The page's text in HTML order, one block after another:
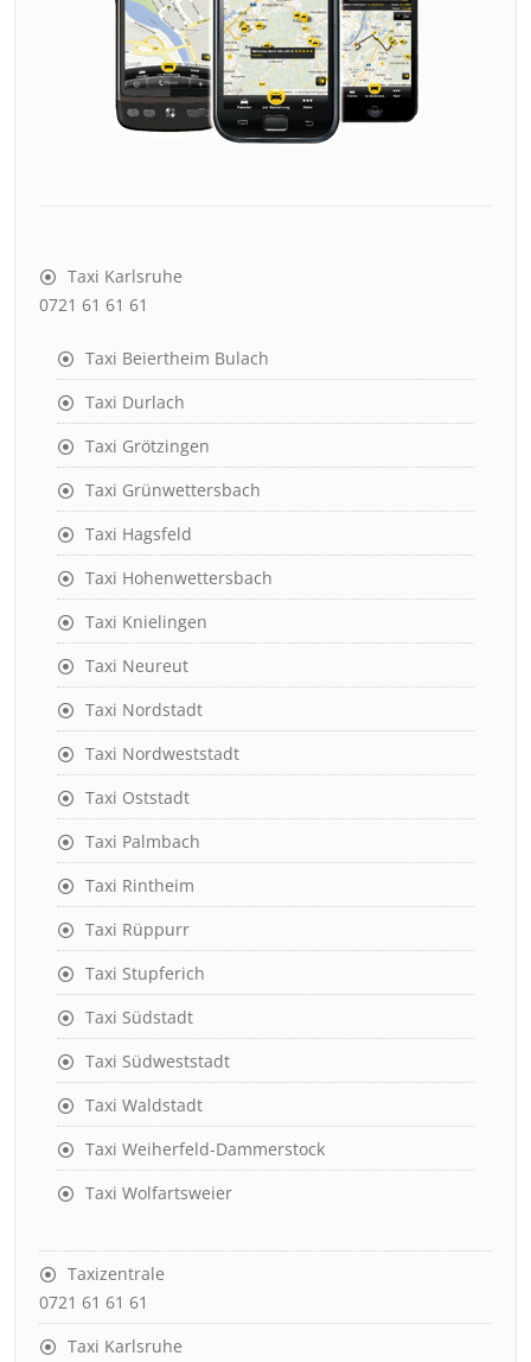
Taxi Karlsruhe
0721 61 61 61
Taxi Beiertheim Bulach
Taxi Durlach
Taxi Grötzingen
Taxi Grünwettersbach
Taxi Hagsfeld
Taxi Hohenwettersbach
Taxi Knielingen
Taxi Neureut
Taxi Nordstadt
Taxi Nordweststadt
Taxi Oststadt
Taxi Palmbach
Taxi Rintheim
Taxi Rüppurr
Taxi Stupferich
Taxi Südstadt
Taxi Südweststadt
Taxi Waldstadt
Taxi Weiherfeld-Dammerstock
Taxi Wolfartsweier
Taxizentrale
0721 61 61 61
Taxi Karlsruhe